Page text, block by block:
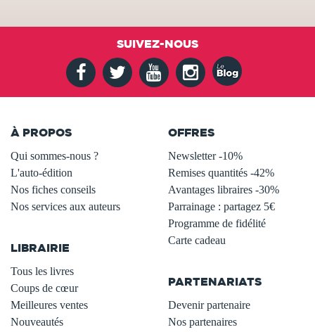
SUIVEZ-NOUS
À PROPOS
Qui sommes-nous ?
L'auto-édition
Nos fiches conseils
Nos services aux auteurs
LIBRAIRIE
Tous les livres
Coups de cœur
Meilleures ventes
Nouveautés
OFFRES
Newsletter -10%
Remises quantités -42%
Avantages libraires -30%
Parrainage : partagez 5€
Programme de fidélité
Carte cadeau
PARTENARIATS
Devenir partenaire
Nos partenaires